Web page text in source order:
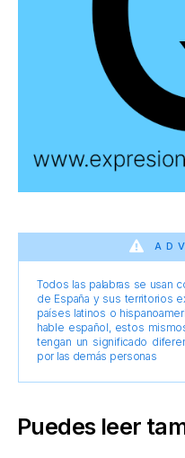
Todos las palabras se usan
de España y sus territorios
países latinos o
hable español, estos
tengan un significado
por las demás personas
Puedes leer